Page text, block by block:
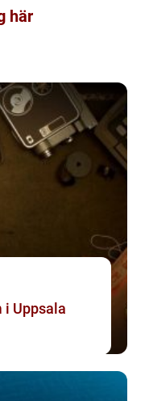
här
i Uppsala